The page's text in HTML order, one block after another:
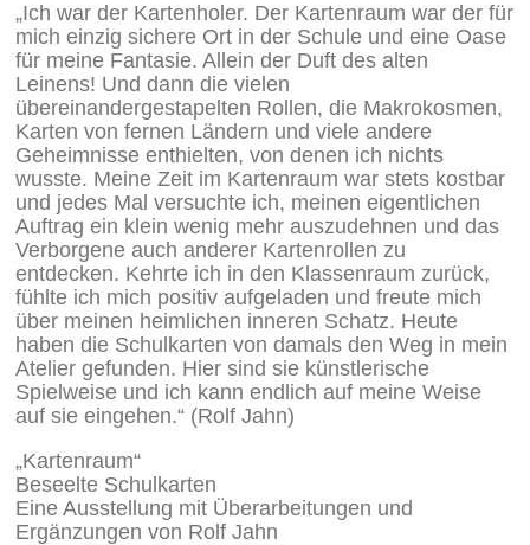
„Ich war der Kartenholer. Der Kartenraum war der für
mich einzig sichere Ort in der Schule und eine Oase
für meine Fantasie. Allein der Duft des alten
Leinens! Und dann die vielen
übereinandergestapelten Rollen, die Makrokosmen,
Karten von fernen Ländern und viele andere
Geheimnisse enthielten, von denen ich nichts
wusste. Meine Zeit im Kartenraum war stets kostbar
und jedes Mal versuchte ich, meinen eigentlichen
Auftrag ein klein wenig mehr auszudehnen und das
Verborgene auch anderer Kartenrollen zu
entdecken. Kehrte ich in den Klassenraum zurück,
fühlte ich mich positiv aufgeladen und freute mich
über meinen heimlichen inneren Schatz. Heute
haben die Schulkarten von damals den Weg in mein
Atelier gefunden. Hier sind sie künstlerische
Spielweise und ich kann endlich auf meine Weise
auf sie eingehen.“ (Rolf Jahn)
„Kartenraum“
Beseelte Schulkarten
Eine Ausstellung mit Überarbeitungen und
Ergänzungen von Rolf Jahn